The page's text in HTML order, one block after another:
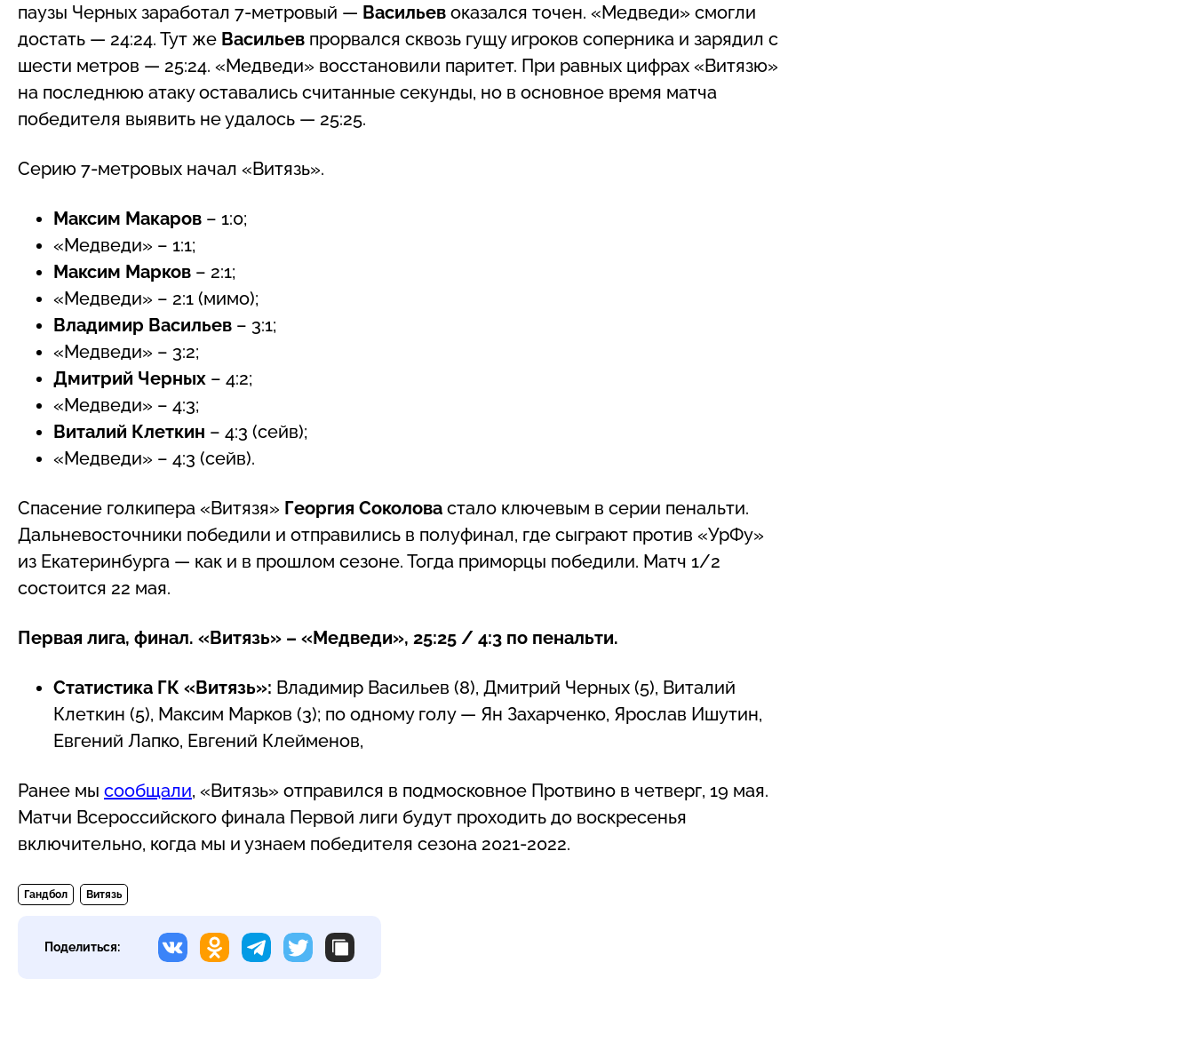
паузы Черных заработал 7-метровый — Васильев оказался точен. «Медведи» смогли
достать — 24:24. Тут же Васильев прорвался сквозь гущу игроков соперника и зарядил с
шести метров — 25:24. «Медведи» восстановили паритет. При равных цифрах «Витязю»
на последнюю атаку оставались считанные секунды, но в основное время матча
победителя выявить не удалось — 25:25.
Серию 7-метровых начал «Витязь».
Максим Макаров – 1:0;
«Медведи» – 1:1;
Максим Марков – 2:1;
«Медведи» – 2:1 (мимо);
Владимир Васильев – 3:1;
«Медведи» – 3:2;
Дмитрий Черных – 4:2;
«Медведи» – 4:3;
Виталий Клеткин – 4:3 (сейв);
«Медведи» – 4:3 (сейв).
Спасение голкипера «Витязя» Георгия Соколова стало ключевым в серии пенальти.
Дальневосточники победили и отправились в полуфинал, где сыграют против «УрФу»
из Екатеринбурга — как и в прошлом сезоне. Тогда приморцы победили. Матч 1/2
состоится 22 мая.
Первая лига, финал. «Витязь» – «Медведи», 25:25 / 4:3 по пенальти.
Статистика ГК «Витязь»: Владимир Васильев (8), Дмитрий Черных (5), Виталий
Клеткин (5), Максим Марков (3); по одному голу — Ян Захарченко, Ярослав Ишутин,
Евгений Лапко, Евгений Клейменов,
Ранее мы сообщали, «Витязь» отправился в подмосковное Протвино в четверг, 19 мая.
Матчи Всероссийского финала Первой лиги будут проходить до воскресенья
включительно, когда мы и узнаем победителя сезона 2021-2022.
Гандбол Витязь
Поделиться: